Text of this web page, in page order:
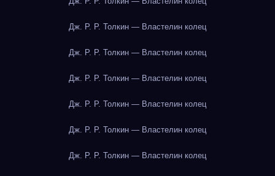
Дж. Р. Р. Толкин — Властелин колец
Дж. Р. Р. Толкин — Властелин колец
Дж. Р. Р. Толкин — Властелин колец
Дж. Р. Р. Толкин — Властелин колец
Дж. Р. Р. Толкин — Властелин колец
Дж. Р. Р. Толкин — Властелин колец